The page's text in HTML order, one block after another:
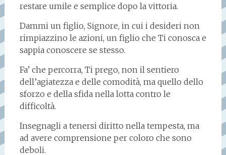
restare umile e semplice dopo la vittoria.
Dammi un figlio, Signore, in cui i desideri non
rimpiazzino le azioni, un figlio che Ti conosca e
sappia conoscere se stesso.
Fa’ che percorra, Ti prego, non il sentiero
dell’agiatezza e delle comodità, ma quello dello
sforzo e della sfida nella lotta contro le
difficoltà.
Insegnagli a tenersi diritto nella tempesta, ma
ad avere comprensione per coloro che sono
deboli.